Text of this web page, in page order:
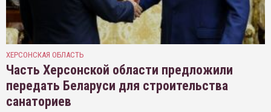
ХЕРСОНСКАЯ ОБЛАСТЬ
Часть Херсонской области предложили
передать Беларуси для строительства
санаториев